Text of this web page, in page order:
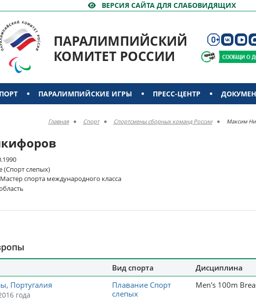
ВЕРСИЯ САЙТА ДЛЯ СЛАБОВИДЯЩИХ
ПАРАЛИМПИЙСКИЙ
КОМИТЕТ РОССИИ
ПАРАЛИМПИЙСКИЕ ИГРЫ ПРЕСС-ЦЕНТР
Главная Спорт Спортсмены сборных команд России Максим
(Спорт слепых)
Мастер спорта международного класса
Вид спорта Дисциплина
Португалия
года
Плавание Спорт
слепых
Men's 100m